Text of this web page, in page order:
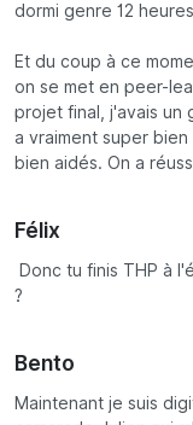
dormi genre 12
Et du coup à ce
on se met en peer-
projet final, j'avais un
a vraiment super
bien aidés. On a
Félix
Donc tu finis THP à
?
Bento
Maintenant je suis